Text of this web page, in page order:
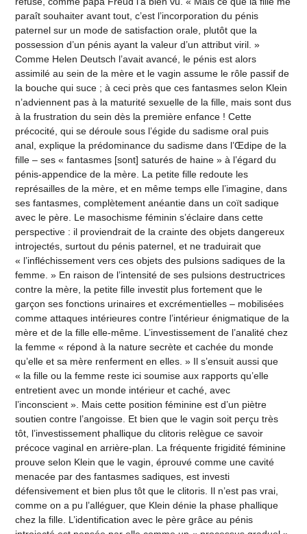
paraît souhaiter avant tout, c’est l’incorporation du pénis
paternel sur un mode de satisfaction orale, plutôt que la
possession d’un pénis ayant la valeur d’un attribut viril. »
Comme Helen Deutsch l’avait avancé, le pénis est alors
assimilé au sein de la mère et le vagin assume le rôle passif de
la bouche qui suce ; à ceci près que ces fantasmes selon Klein
n’adviennent pas à la maturité sexuelle de la fille, mais sont dus
à la frustration du sein dès la première enfance ! Cette
précocité, qui se déroule sous l’égide du sadisme oral puis
anal, explique la prédominance du sadisme dans l’Œdipe de la
fille – ses « fantasmes [sont] saturés de haine » à l’égard du
pénis-appendice de la mère. La petite fille redoute les
représailles de la mère, et en même temps elle l’imagine, dans
ses fantasmes, complètement anéantie dans un coït sadique
avec le père. Le masochisme féminin s’éclaire dans cette
perspective : il proviendrait de la crainte des objets dangereux
introjectés, surtout du pénis paternel, et ne traduirait que
« l’infléchissement vers ces objets des pulsions sadiques de la
femme. » En raison de l’intensité de ses pulsions destructrices
contre la mère, la petite fille investit plus fortement que le
garçon ses fonctions urinaires et excrémentielles – mobilisées
comme attaques intérieures contre l’intérieur énigmatique de la
mère et de la fille elle-même. L’investissement de l’analité chez
la femme « répond à la nature secrète et cachée du monde
qu’elle et sa mère renferment en elles. » Il s’ensuit aussi que
« la fille ou la femme reste ici soumise aux rapports qu’elle
entretient avec un monde intérieur et caché, avec
l’inconscient ». Mais cette position féminine est d’un piètre
soutien contre l’angoisse. Et bien que le vagin soit perçu très
tôt, l’investissement phallique du clitoris relègue ce savoir
précoce vaginal en arrière-plan. La fréquente frigidité féminine
prouve selon Klein que le vagin, éprouvé comme une cavité
menacée par des fantasmes sadiques, est investi
défensivement et bien plus tôt que le clitoris. Il n’est pas vrai,
comme on a pu l’alléguer, que Klein dénie la phase phallique
chez la fille. L’identification avec le père grâce au pénis